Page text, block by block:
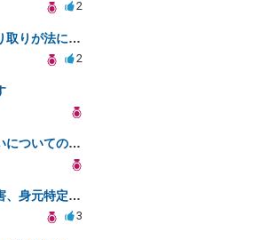
2
未成年者との不適切なやり取りが法に触れる可能性と対処法
2
男性からの脅迫と窃盗疑いについての法的対処法
出会い系での交際詐欺被害、身元特定と返金請求の方法は？
3